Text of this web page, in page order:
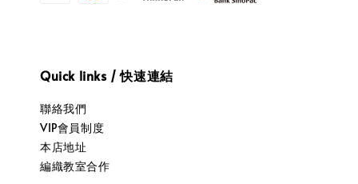
Quick links / 快速連結
聯絡我們
VIP會員制度
本店地址
編織教室合作